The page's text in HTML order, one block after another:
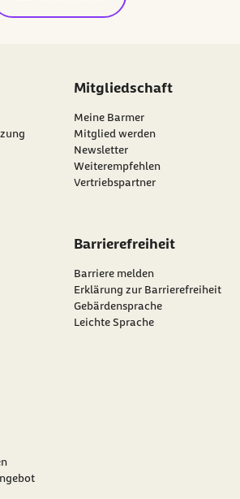
Mitgliedschaft
Meine Barmer
Mitglied werden
Newsletter
externer Link:
Weiterempfehlen
Vertriebspartner
Barrierefreiheit
Barriere melden
Erklärung zur Barrierefreiheit
Gebärdensprache
Leichte Sprache